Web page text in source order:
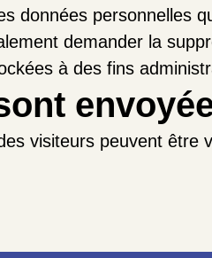
données personnelles
demander la
à des fins
visiteurs peuvent être